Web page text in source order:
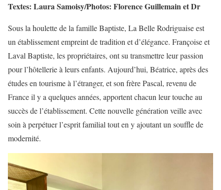
Textes: Laura Samoisy/Photos: Florence Guillemain et Dr
Sous la houlette de la famille Baptiste, La Belle Rodriguaise est
un établissement empreint de tradition et d’élégance. Françoise et
Laval Baptiste, les propriétaires, ont su transmettre leur passion
pour l’hôtellerie à leurs enfants. Aujourd’hui, Béatrice, après des
études en tourisme à l’étranger, et son frère Pascal, revenu de
France il y a quelques années, apportent chacun leur touche au
succès de l’établissement. Cette nouvelle génération veille avec
soin à perpétuer l’esprit familial tout en y ajoutant un souffle de
modernité.